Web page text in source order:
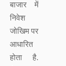
बाजार में
निवेश
जोखिम पर
आधारित
होता है.